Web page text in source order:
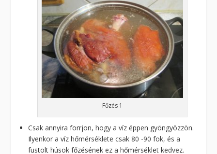
Főzés 1
Csak annyira forrjon, hogy a víz éppen gyöngyözzön.
Ilyenkor a víz hőmérséklete csak 80 -90 fok, és a
füstölt húsok főzésének ez a hőmérséklet kedvez.